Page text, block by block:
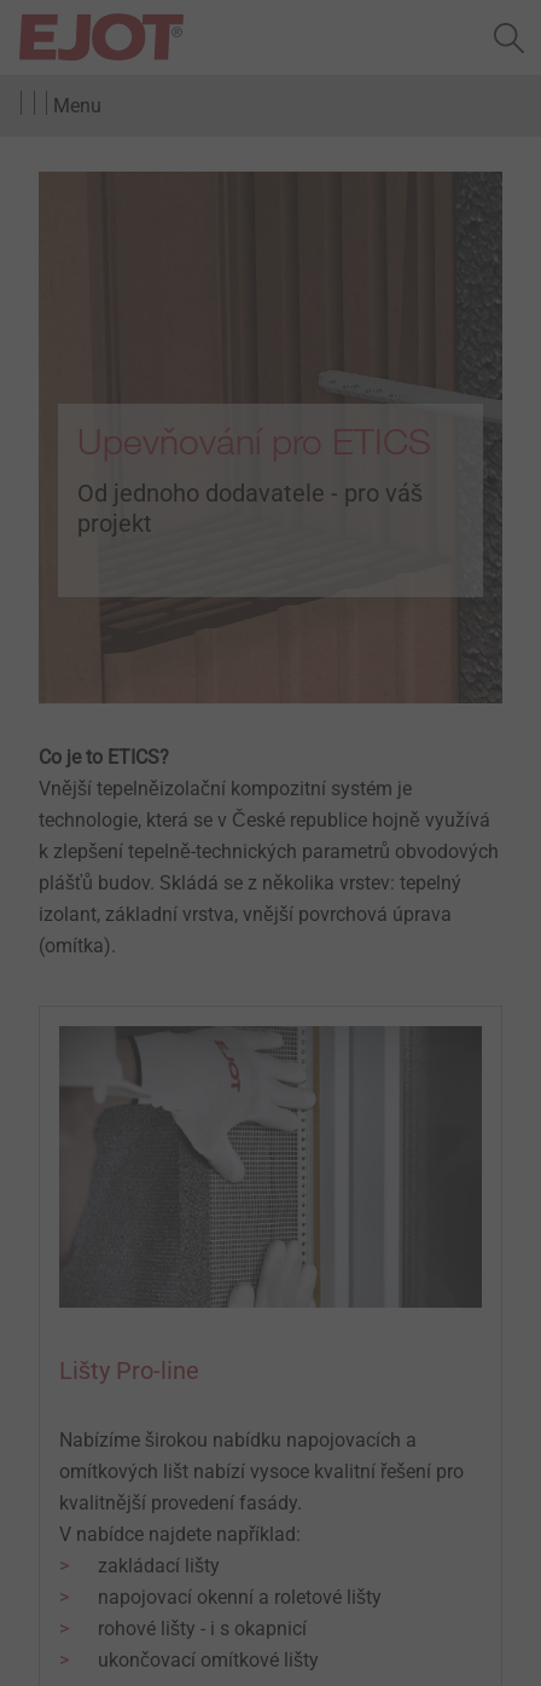
Menu
Upevňování pro ETICS
Od jednoho dodavatele - pro váš
projekt
Co je to ETICS?
Vnější tepelněizolační kompozitní systém je
technologie, která se v České republice hojně využívá
k zlepšení tepelně-technických parametrů obvodových
plášťů budov. Skládá se z několika vrstev: tepelný
izolant, základní vrstva, vnější povrchová úprava
(omítka).
Lišty Pro-line
Nabízíme širokou nabídku napojovacích a
omítkových lišt nabízí vysoce kvalitní řešení pro
kvalitnější provedení fasády.
V nabídce najdete například:
zakládací lišty
napojovací okenní a roletové lišty
rohové lišty - i s okapnicí
ukončovací omítkové lišty